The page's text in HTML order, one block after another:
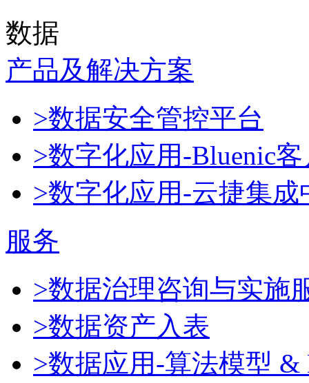
数据
产品及解决方案
>数据安全管控平台
>数字化应用-Bluenic
>数字化应用-云捷集成
服务
>数据治理咨询与实施
>数据资产入表
>数据应用-算法模型 &